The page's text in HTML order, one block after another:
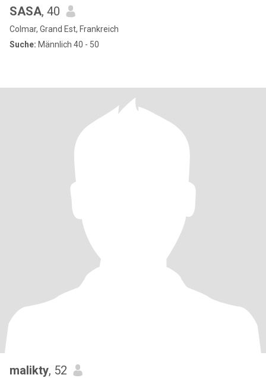
SASA, 40
Colmar, Grand Est, Frankreich
Suche: Männlich 40 - 50
malikty, 52